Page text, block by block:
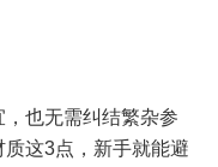
也无需纠结繁杂参
这3点，新手就能避